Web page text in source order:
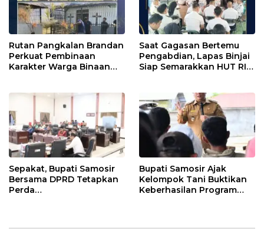
Rutan Pangkalan Brandan
Perkuat Pembinaan
Karakter Warga Binaan
Saat Gagasan Bertemu
Pengabdian, Lapas Binjai
Siap Semarakkan HUT RI
Sepakat, Bupati Samosir
Bersama DPRD Tetapkan
Perda
Bupati Samosir Ajak
Kelompok Tani Buktikan
Keberhasilan Program